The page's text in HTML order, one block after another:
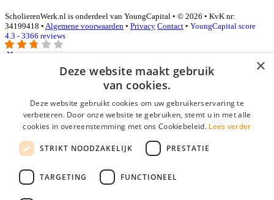
ScholierenWerk.nl is onderdeel van YoungCapital • © 2026 • KvK nr:
34199418 • Algemene voorwaarden • Privacy Contact • YoungCapital score
4.3 - 3366 reviews
Inloggen als bedrijf
E-mail*
Wachtwoord
login gegevens onthouden
login
×
Deze website maakt gebruik
van cookies.
Deze website gebruikt cookies om uw gebruikerservaring te
verbeteren. Door onze website te gebruiken, stemt u in met alle
cookies in overeenstemming met ons Cookiebeleid. Lees verder
STRIKT NOODZAKELIJK PRESTATIE
TARGETING FUNCTIONEEL